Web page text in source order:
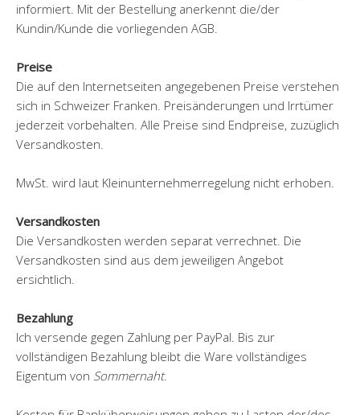
informiert. Mit der Bestellung anerkennt die/der
Kundin/Kunde die vorliegenden AGB.
Preise
Die auf den Internetseiten angegebenen Preise verstehen
sich in Schweizer Franken. Preisänderungen und Irrtümer
jederzeit vorbehalten. Alle Preise sind Endpreise, zuzüglich
Versandkosten.
MwSt. wird laut Kleinunternehmerregelung nicht erhoben.
Versandkosten
Die Versandkosten werden separat verrechnet. Die
Versandkosten sind aus dem jeweiligen Angebot
ersichtlich.
Bezahlung
Ich versende gegen Zahlung per PayPal. Bis zur
vollständigen Bezahlung bleibt die Ware vollständiges
Eigentum von Sommernaht.